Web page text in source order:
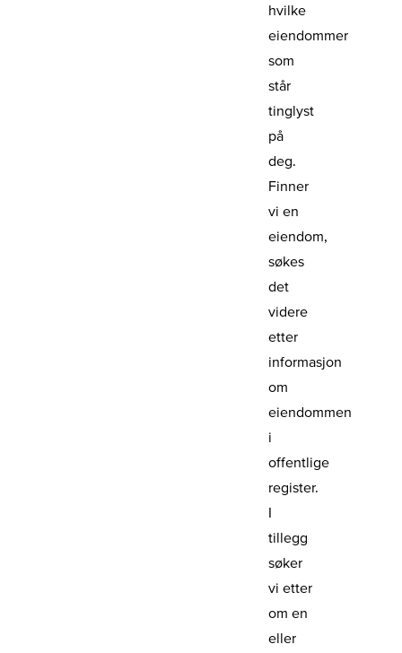
hvilke
eiendommer
som
står
tinglyst
på
deg.
Finner
vi en
eiendom,
søkes
det
videre
etter
informasjon
om
eiendommen
i
offentlige
register.
I
tillegg
søker
vi etter
om en
eller